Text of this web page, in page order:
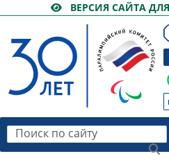
ВЕРСИЯ САЙТА
Поиск по сайту